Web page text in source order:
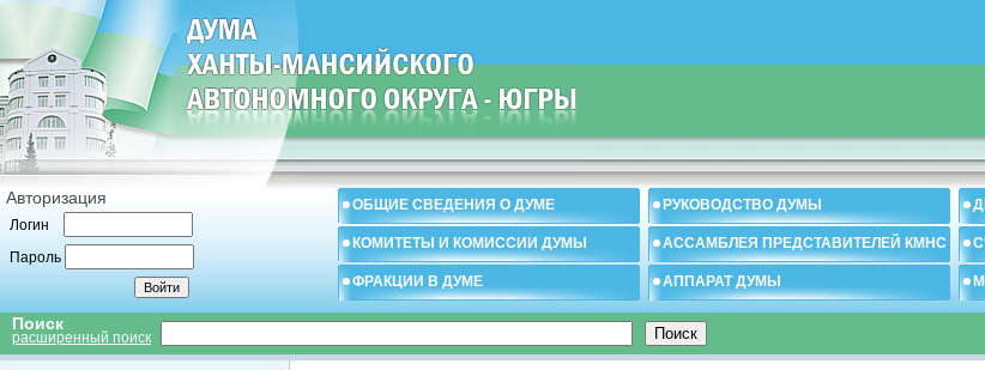
Авторизация
Логин
Пароль
ОБЩИЕ СВЕДЕНИЯ О ДУМЕ РУКОВОДСТВО ДУМЫ
КОМИТЕТЫ И КОМИССИИ ДУМЫ АССАМБЛЕЯ ПРЕДСТАВИТЕЛЕЙ КМНС
ФРАКЦИИ В ДУМЕ АППАРАТ ДУМЫ
Поиск
расширенный поиск